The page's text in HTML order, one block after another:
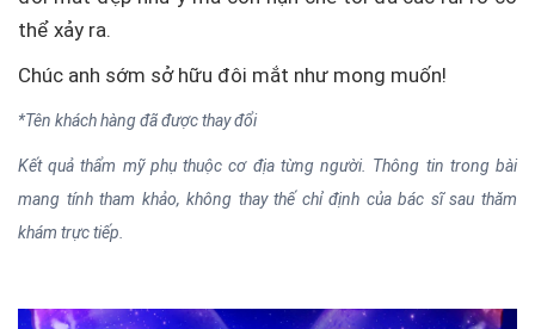
thể xảy ra.
Chúc anh sớm sở hữu đôi mắt như mong muốn!
*Tên khách hàng đã được thay đổi
Kết quả thẩm mỹ phụ thuộc cơ địa từng người. Thông tin trong bài
mang tính tham khảo, không thay thế chỉ định của bác sĩ sau thăm
khám trực tiếp.